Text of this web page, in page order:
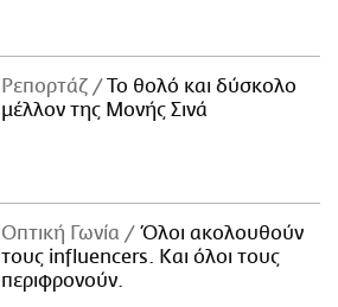
Ρεπορτάζ
Το θολό και δύσκολο
μέλλον της Μονής Σινά
Οπτική Γωνία
Όλοι ακολουθούν
τους influencers. Και όλοι τους
περιφρονούν.